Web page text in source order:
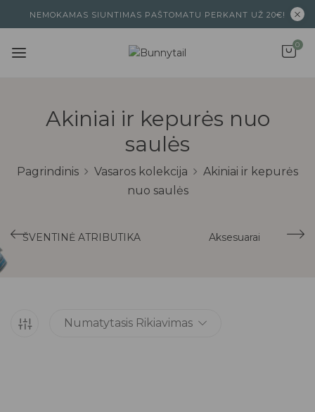
NEMOKAMAS SIUNTIMAS PAŠTOMATU PERKANT UŽ 20€!
0
Akiniai ir kepurės nuo
saulės
Pagrindinis Vasaros kolekcija
Akiniai ir kepurės
nuo saulės
ŠVENTINĖ ATRIBUTIKA Aksesuarai
Numatytasis Rikiavimas